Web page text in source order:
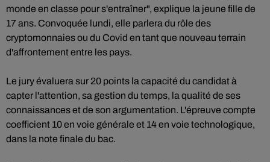
monde en classe pour s'entraîner", explique la jeune fille de
17 ans. Convoquée lundi, elle parlera du rôle des
cryptomonnaies ou du Covid en tant que nouveau terrain
d'affrontement entre les pays.
Le jury évaluera sur 20 points la capacité du candidat à
capter l'attention, sa gestion du temps, la qualité de ses
connaissances et de son argumentation. L'épreuve compte
coefficient 10 en voie générale et 14 en voie technologique,
dans la note finale du bac.